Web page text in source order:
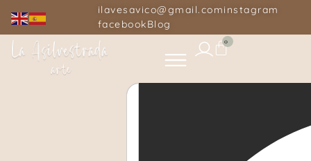
ilavesavico@gmail.cominstagram
facebookBlog
0